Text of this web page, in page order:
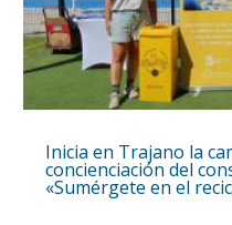
Inicia en Trajano la
concienciación del
«Sumérgete en el